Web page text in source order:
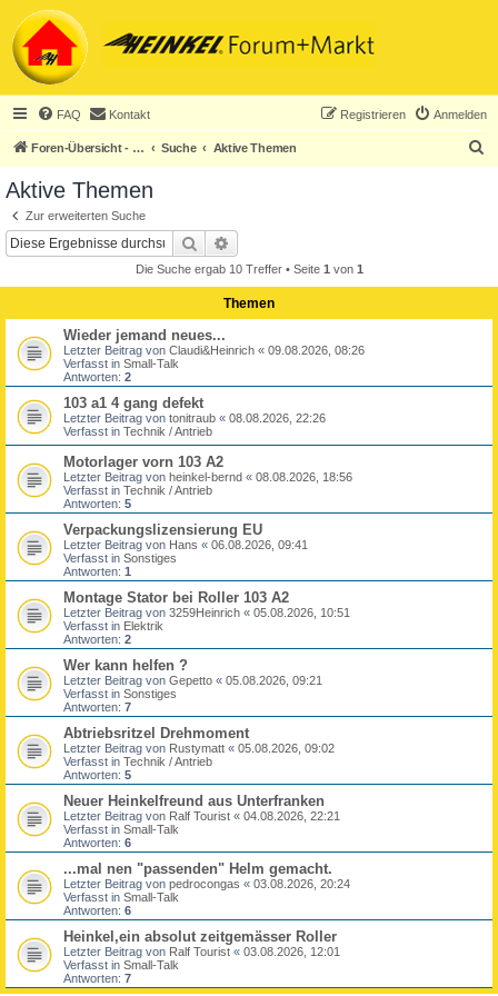
FAQ Kontakt Anmelden
Registrieren
Foren-Übersicht - ACHTUNG! Neuregistrierung nur noch für Heinkel-Club-Mitglieder! Suche Aktive Themen
Aktive Themen
Zur erweiterten Suche
Suche
Die Suche ergab 10 Treffer • Seite 1 von 1
Themen
Wieder jemand neues...
Letzter Beitrag von Claudi&Heinrich « 09.08.2026, 08:26
Verfasst in Small-Talk
Antworten: 2
103 a1 4 gang defekt
Letzter Beitrag von tonitraub « 08.08.2026, 22:26
Verfasst in Technik / Antrieb
Motorlager vorn 103 A2
Letzter Beitrag von heinkel-bernd « 08.08.2026, 18:56
Verfasst in Technik / Antrieb
Antworten: 5
Verpackungslizensierung EU
Letzter Beitrag von Hans « 06.08.2026, 09:41
Verfasst in Sonstiges
Antworten: 1
Montage Stator bei Roller 103 A2
Letzter Beitrag von 3259Heinrich « 05.08.2026, 10:51
Verfasst in Elektrik
Antworten: 2
Wer kann helfen ?
Letzter Beitrag von Gepetto « 05.08.2026, 09:21
Verfasst in Sonstiges
Antworten: 7
Abtriebsritzel Drehmoment
Letzter Beitrag von Rustymatt « 05.08.2026, 09:02
Verfasst in Technik / Antrieb
Antworten: 5
Neuer Heinkelfreund aus Unterfranken
Letzter Beitrag von Ralf Tourist « 04.08.2026, 22:21
Verfasst in Small-Talk
Antworten: 6
...mal nen "passenden" Helm gemacht.
Letzter Beitrag von pedrocongas « 03.08.2026, 20:24
Verfasst in Small-Talk
Antworten: 6
Heinkel,ein absolut zeitgemässer Roller
Letzter Beitrag von Ralf Tourist « 03.08.2026, 12:01
Verfasst in Small-Talk
Antworten: 7